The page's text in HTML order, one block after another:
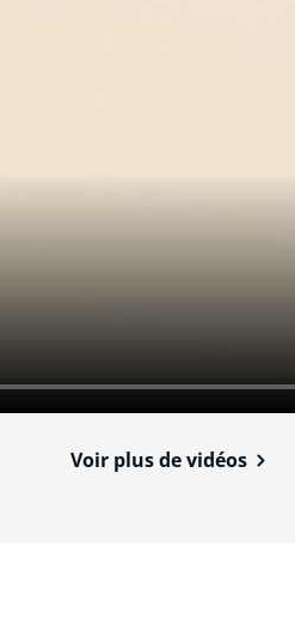
Voir plus de vidéos